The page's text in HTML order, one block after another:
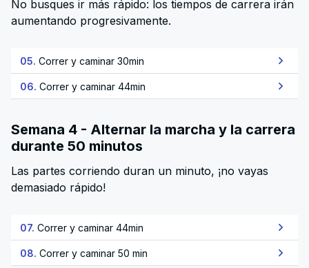
No busques ir más rápido: los tiempos de carrera irán
aumentando progresivamente.
05. Correr y caminar 30min
06. Correr y caminar 44min
Semana 4 - Alternar la marcha y la carrera
durante 50 minutos
Las partes corriendo duran un minuto, ¡no vayas
demasiado rápido!
07. Correr y caminar 44min
08. Correr y caminar 50 min